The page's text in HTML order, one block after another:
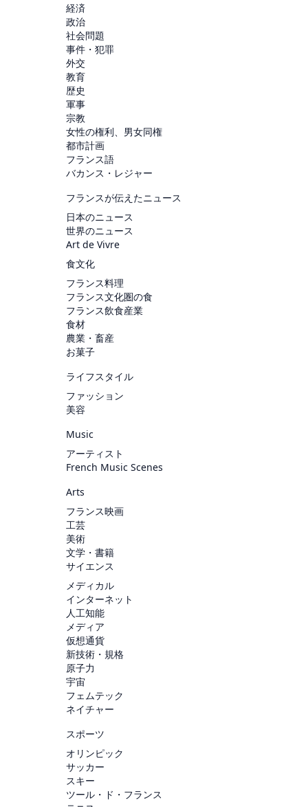
経済
政治
社会問題
事件・犯罪
外交
教育
歴史
軍事
宗教
女性の権利、男女同権
都市計画
フランス語
バカンス・レジャー
フランスが伝えたニュース
日本のニュース
世界のニュース
Art de Vivre
食文化
フランス料理
フランス文化圏の食
フランス飲食産業
食材
農業・畜産
お菓子
ライフスタイル
ファッション
美容
Music
アーティスト
French Music Scenes
Arts
フランス映画
工芸
美術
文学・書籍
サイエンス
メディカル
インターネット
人工知能
メディア
仮想通貨
新技術・規格
原子力
宇宙
フェムテック
ネイチャー
スポーツ
オリンピック
サッカー
スキー
ツール・ド・フランス